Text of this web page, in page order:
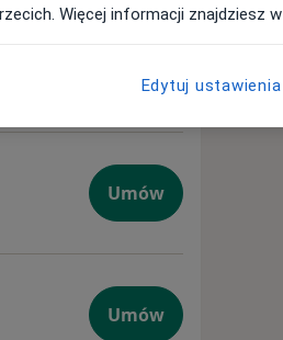
Umów
Umów
Więcej informacji znajdziesz w
Edytuj ustawienia